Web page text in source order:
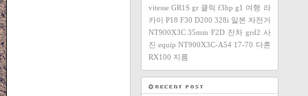
vitesse GR1S gr 클릭 f3hp g1 여행 라
카이 P18 F30 D200 328i 일본 자전거
NT900X3C 35mm F2D 잔차 grd2 사
진 equip NT900X3C-A54 17-70 다혼
RX100 지름